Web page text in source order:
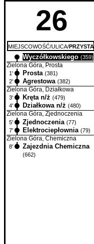
26
MIEJSCOWOŚĆ/ULICA/
Wyczółkowskiego (359)
Zielona Góra, Prosta
1' Prosta (381)
2'
Agrestowa (382)
Zielona Góra, Działkowa
3' Kręta n/ż (479)
4'
Działkowa n/ż (480)
Zielona Góra, Zjednoczenia
5' Zjednoczenia (77)
7'
Elektrociepłownia (79)
Zielona Góra, Chemiczna
8' Zajezdnia Chemiczna
(662)